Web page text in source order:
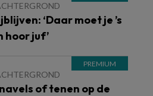
‘Daar moet je ’s
hoor juf’
of tenen op de